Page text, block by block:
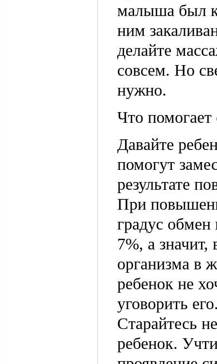
малыша был
ним
делайте
совсем. Но
нужно.
Что помогает
Давайте
помогут
результате
При
градус обмен
7%, а значит,
организма в
ребенок не
уговорить
Старайтесь
ребенок.